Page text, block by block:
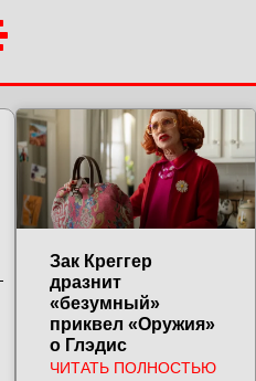
Зак Креггер
дразнит
«безумный»
приквел «Оружия»
о Глэдис
ЧИТАТЬ ПОЛНОСТЬЮ